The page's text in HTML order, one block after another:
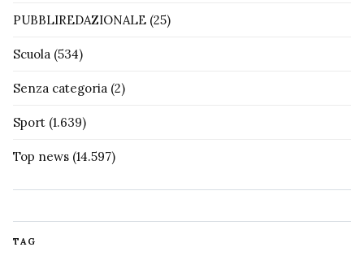
PUBBLIREDAZIONALE (25)
Scuola (534)
Senza categoria (2)
Sport (1.639)
Top news (14.597)
TAG